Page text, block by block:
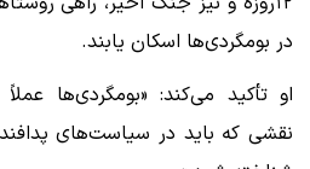
در بومگردی‌ها اسکان یابند.
او تأکید می‌کند: «بومگردی‌ها
نقشی که باید در سیاست‌های